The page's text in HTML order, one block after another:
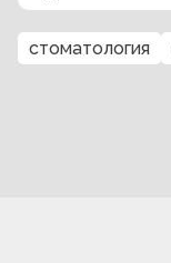
стоматология